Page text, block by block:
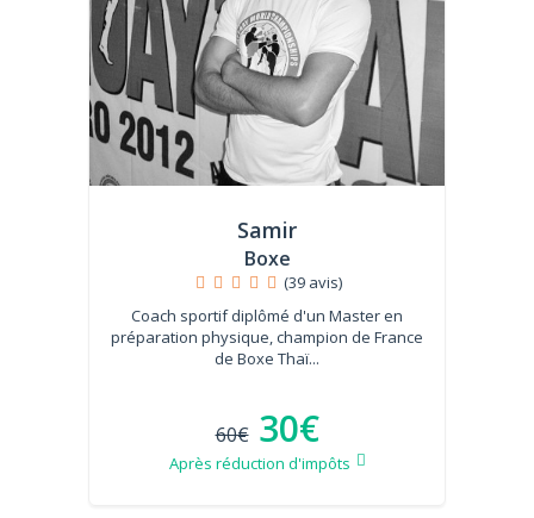
Samir
Boxe
(39 avis)
Coach sportif diplômé d'un Master en
préparation physique, champion de France
de Boxe Thaï...
60€ 30€
Après réduction d'impôts